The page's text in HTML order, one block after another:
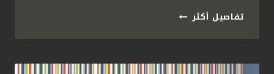
تفاصيل أكثر ديكورات
جدران
ت: